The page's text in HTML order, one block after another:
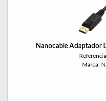
Nanocable Adaptador
Marca: